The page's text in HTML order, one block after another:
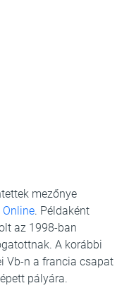
mezőnye
Online. Példaként
az 1998-ban
A korábbi
Vb-n a francia csapat
pályára.